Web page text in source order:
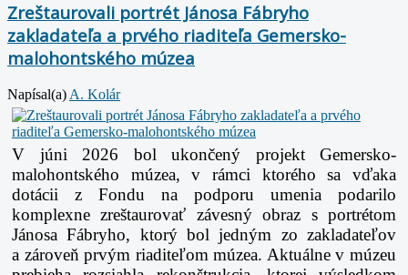
Zreštaurovali portrét Jánosa Fábryho
zakladateľa a prvého riaditeľa Gemersko-
malohontského múzea
Napísal(a) A. Kolár
V júni 2026 bol ukončený projekt Gemersko-
malohontského múzea, v rámci ktorého sa vďaka
dotácii z Fondu na podporu umenia podarilo
komplexne zreštaurovať závesný obraz s portrétom
Jánosa Fábryho, ktorý bol jedným zo zakladateľov
a zároveň prvým riaditeľom múzea. Aktuálne v múzeu